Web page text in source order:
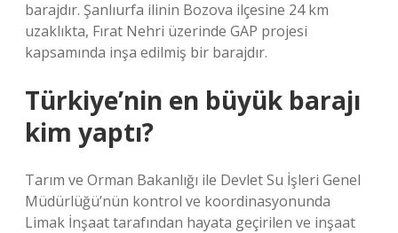
barajdır. Şanlıurfa ilinin Bozova ilçesine 24 km
uzaklıkta, Fırat Nehri üzerinde GAP projesi
kapsamında inşa edilmiş bir barajdır.
Türkiye’nin en büyük barajı
kim yaptı?
Tarım ve Orman Bakanlığı ile Devlet Su İşleri Genel
Müdürlüğü’nün kontrol ve koordinasyonunda
Limak İnşaat tarafından hayata geçirilen ve inşaat